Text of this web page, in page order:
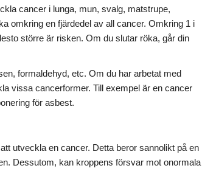
cancer i lunga, mun, svalg, matstrupe,
omkring en fjärdedel av all cancer. Omkring 1 i
större är risken. Om du slutar röka, går din
formaldehyd, etc. Om du har arbetat med
vissa cancerformer. Till exempel är en cancer
för asbest.
utveckla en cancer. Detta beror sannolikt på en
Dessutom, kan kroppens försvar mot onormala